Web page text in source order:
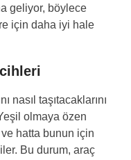
geliyor, böylece
için daha iyi hale
nasıl taşıtacaklarını
olmaya özen
hatta bunun için
Bu durum, araç